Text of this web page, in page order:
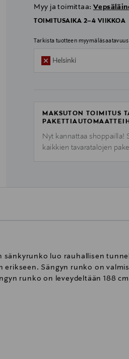
Myy ja toimittaa:
TOIMITUSAIKA 2–4 VIIKKOA
Tarkista tuotteen
Helsinki
MAKSUTON TOIMITUS
Nyt kannattaa shoppailla!
kaikkien tavaratalojen
sänkyrunko luo rauhallisen
erikseen. Sängyn runko on
runko on leveydeltään 188 cm